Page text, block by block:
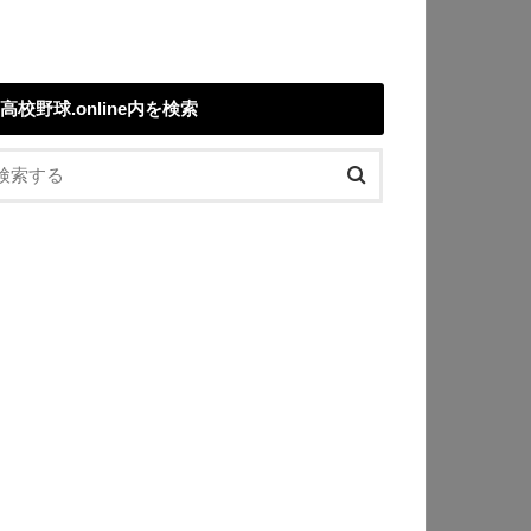
高校野球.online内を検索